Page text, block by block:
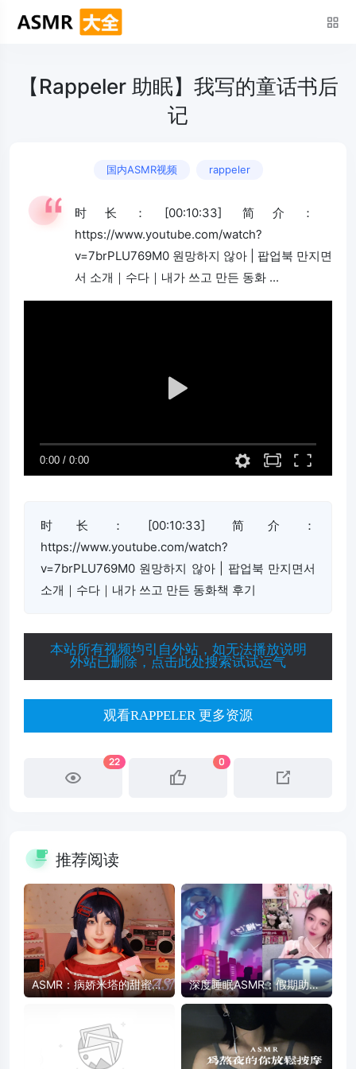
【Rappeler 助眠】我写的童话书后
记
国内ASMR视频 rappeler
时长：[00:10:33] 简介：
https://www.youtube.com/watch?
v=7brPLU769M0 원망하지 않아 | 팝업북 만지면
서 소개｜수다｜내가 쓰고 만든 동화 ...
时长：[00:10:33] 简介：
https://www.youtube.com/watch?
v=7brPLU769M0 원망하지 않아 | 팝업북 만지면서
소개｜수다｜내가 쓰고 만든 동화책 후기
本站所有视频均引自外站，如无法播放说明
外站已删除，点击此处搜索试试运气
观看RAPPELER 更多资源
22 0
推荐阅读
ASMR：病娇米塔的甜蜜陪
伴 - 药片、卡带、护肤品触
深度睡眠ASMR：假期助眠
放松，快速入睡